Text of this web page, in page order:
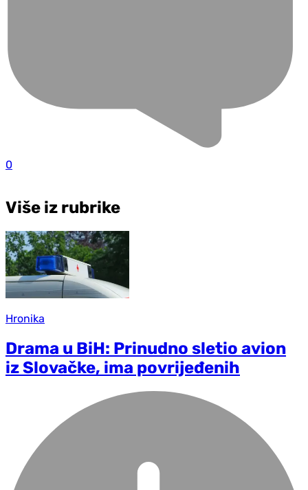
0
Više iz rubrike
Hronika
Drama u BiH: Prinudno sletio avion
iz Slovačke, ima povrijeđenih